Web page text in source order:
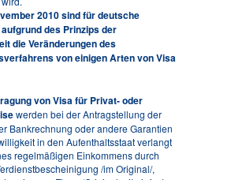
2010 sind für deutsche
des Prinzips der
die Veränderungen des
von einigen Arten von Visa
von Visa für Privat- oder
werden bei der Antragstellung der
Bankrechnung oder andere Garantien
in den Aufenthaltsstaat verlangt
regelmäßigen Einkommens durch
/im Original/,